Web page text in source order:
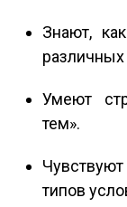
Знают,
различных
Умеют
тем».
типов